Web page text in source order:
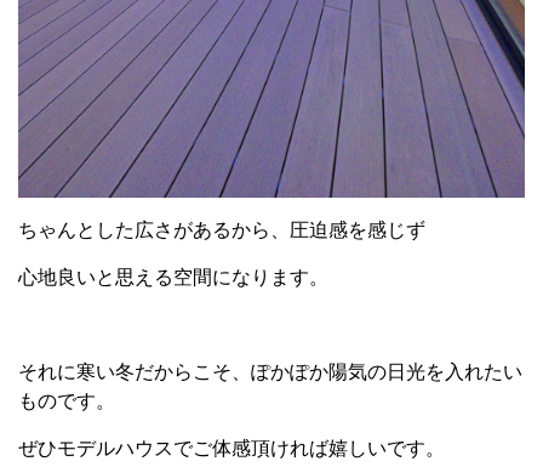
ちゃんとした広さがあるから、圧迫感を感じず
心地良いと思える空間になります。
それに寒い冬だからこそ、ぽかぽか陽気の日光を入れたい
ものです。
ぜひモデルハウスでご体感頂ければ嬉しいです。